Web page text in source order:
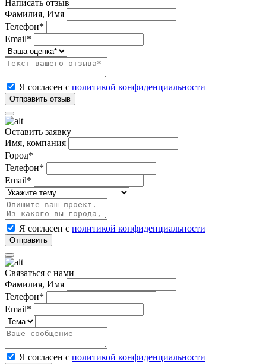
Написать отзыв
Фамилия, Имя
Телефон*
Email*
Я согласен с политикой конфиденциальности
Оставить заявку
Имя, компания
Город*
Телефон*
Email*
Я согласен с политикой конфиденциальности
Связаться с нами
Фамилия, Имя
Телефон*
Email*
Я согласен с политикой конфиденциальности